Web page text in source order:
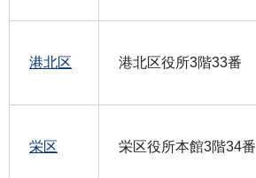
港北区 港北区役所3階33番
栄区 栄区役所本館3階34番